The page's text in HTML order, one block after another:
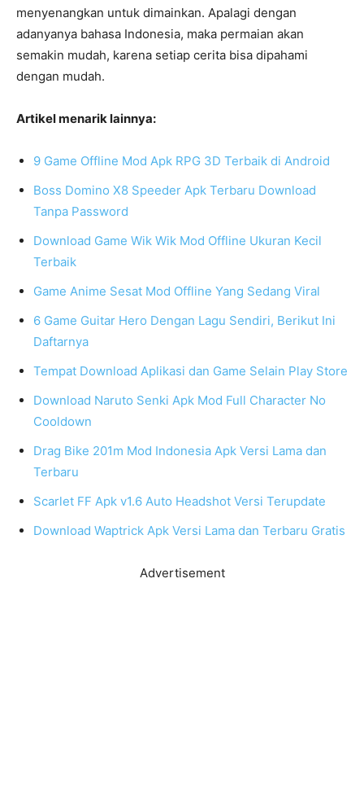
menyenangkan untuk dimainkan. Apalagi dengan
adanyanya bahasa Indonesia, maka permaian akan
semakin mudah, karena setiap cerita bisa dipahami
dengan mudah.
Artikel menarik lainnya:
9 Game Offline Mod Apk RPG 3D Terbaik di Android
Boss Domino X8 Speeder Apk Terbaru Download
Tanpa Password
Download Game Wik Wik Mod Offline Ukuran Kecil
Terbaik
Game Anime Sesat Mod Offline Yang Sedang Viral
6 Game Guitar Hero Dengan Lagu Sendiri, Berikut Ini
Daftarnya
Tempat Download Aplikasi dan Game Selain Play Store
Download Naruto Senki Apk Mod Full Character No
Cooldown
Drag Bike 201m Mod Indonesia Apk Versi Lama dan
Terbaru
Scarlet FF Apk v1.6 Auto Headshot Versi Terupdate
Download Waptrick Apk Versi Lama dan Terbaru Gratis
Advertisement